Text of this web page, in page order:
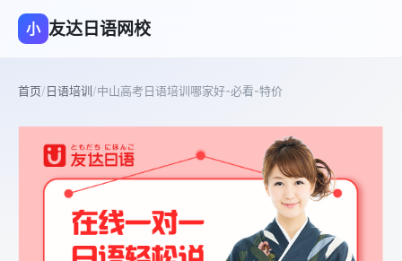
小 友达日语网校
首页/日语培训/中山高考日语培训哪家好-必看-特价